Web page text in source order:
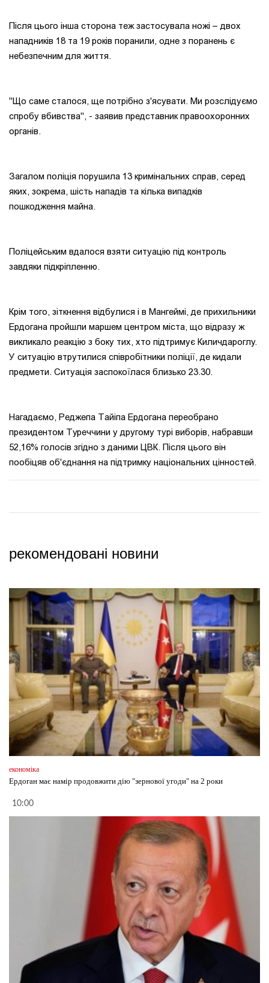
Після цього інша сторона теж застосувала ножі – двох
нападників 18 та 19 років поранили, одне з поранень є
небезпечним для життя.
"Що саме сталося, ще потрібно з'ясувати. Ми розслідуємо
спробу вбивства", - заявив представник правоохоронних
органів.
Загалом поліція порушила 13 кримінальних справ, серед
яких, зокрема, шість нападів та кілька випадків
пошкодження майна.
Поліцейським вдалося взяти ситуацію під контроль
завдяки підкріпленню.
Крім того, зіткнення відбулися і в Мангеймі, де прихильники
Ердогана пройшли маршем центром міста, що відразу ж
викликало реакцію з боку тих, хто підтримує Киличдароглу.
У ситуацію втрутилися співробітники поліції, де кидали
предмети. Ситуація заспокоїлася близько 23.30.
Нагадаємо, Реджепа Тайіпа Ердогана переобрано
президентом Туреччини у другому турі виборів, набравши
52,16% голосів згідно з даними ЦВК. Після цього він
пообіцяв об'єднання на підтримку національних цінностей.
рекомендовані новини
економіка
Ердоган має намір продовжити дію "зернової угоди" на 2 роки
10:00